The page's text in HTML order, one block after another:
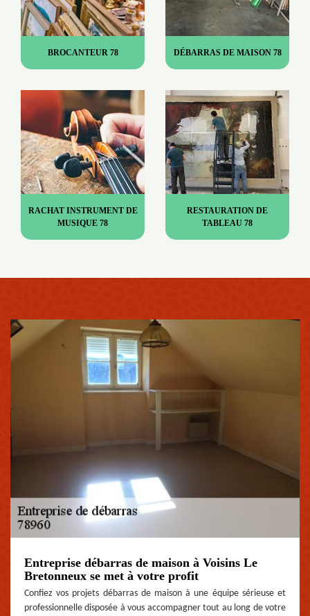
BROCANTEUR 78 DÉBARRAS DE MAISON 78
RACHAT INSTRUMENT DE
MUSIQUE 78
RESTAURATION DE
TABLEAU 78
Entreprise débarras de maison à Voisins Le
Bretonneux se met à votre profit
Confiez vos projets débarras de maison à une équipe sérieuse et
professionnelle disposée à vous accompagner tout au long de votre